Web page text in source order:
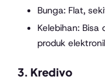
Bunga: Flat,
Kelebihan:
produk
3. Kredivo